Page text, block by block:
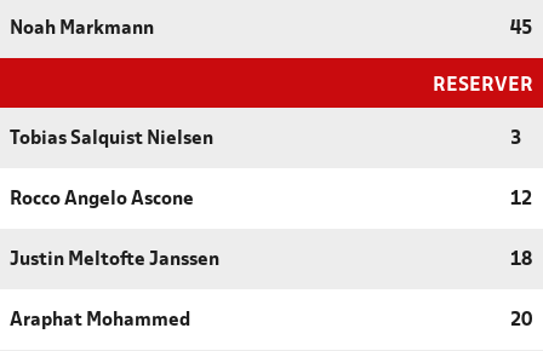
Noah Markmann 45
RESERVER
Tobias Salquist Nielsen 3
Rocco Angelo Ascone 12
Justin Meltofte Janssen 18
Araphat Mohammed 20